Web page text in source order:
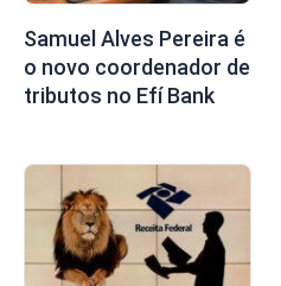
Samuel Alves Pereira é
o novo coordenador de
tributos no Efí Bank